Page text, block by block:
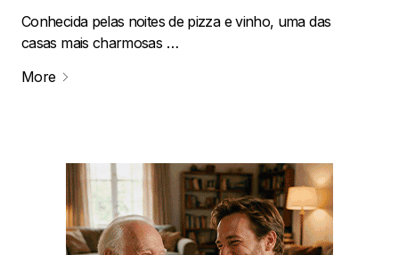
Conhecida pelas noites de pizza e vinho, uma das
casas mais charmosas …
More